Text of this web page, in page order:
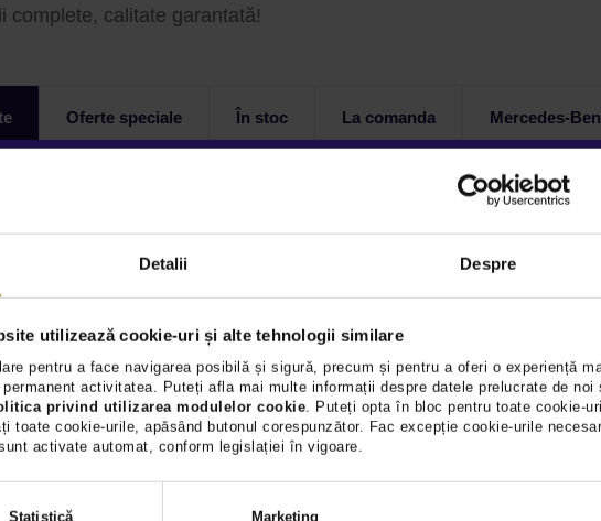
Detalii Despre
utilizează cookie-uri și alte tehnologii similare
pentru a face navigarea posibilă și sigură, precum și pentru a oferi o experiență
activitatea. Puteți afla mai multe informații despre datele prelucrate de noi
privind utilizarea modulelor cookie. Puteți opta în bloc pentru toate cookie-
toate cookie-urile, apăsând butonul corespunzător. Fac excepție cookie-urile
activate automat, conform legislației în vigoare.
Statistică Marketing
complete, calitate garantată!
Oferte speciale În stoc La comanda Mercedes-